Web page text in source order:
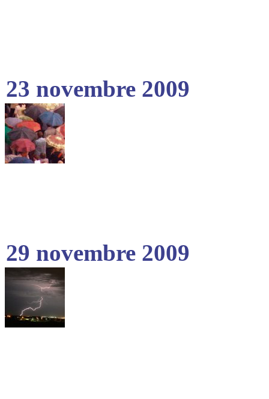
23 novembre 2009
29 novembre 2009